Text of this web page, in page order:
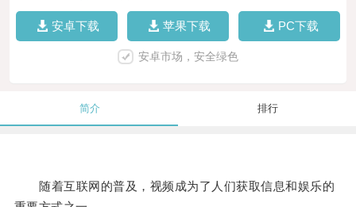
安卓下载 苹果下载 PC下载
安卓市场，安全绿色
简介 排行
随着互联网的普及，视频成为了人们获取信息和娱乐的